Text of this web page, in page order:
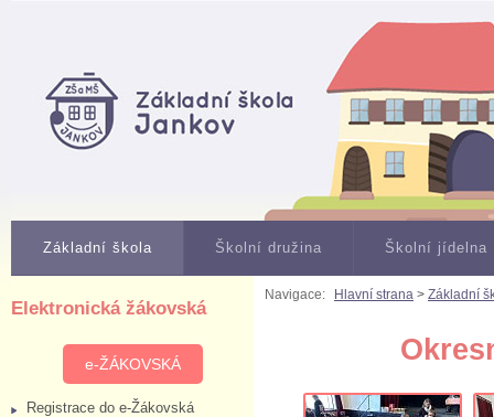
Základní škola Školní družina Školní jídelna
Elektronická žákovská
e-ŽÁKOVSKÁ
Registrace do e-Žákovská
Navigace: Hlavní strana > Základní